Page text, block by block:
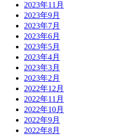
2023年11月
2023年9月
2023年7月
2023年6月
2023年5月
2023年4月
2023年3月
2023年2月
2022年12月
2022年11月
2022年10月
2022年9月
2022年8月